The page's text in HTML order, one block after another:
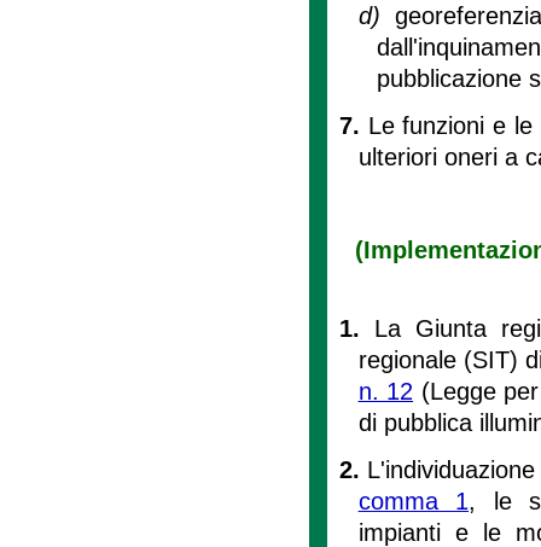
d)
pubblicazione
7. Le funzioni e
ulteriori oneri a
1. La Giunta
regionale (SIT)
n. 12 (Legge
di pubblica
2.
comma 1, le
impianti e le